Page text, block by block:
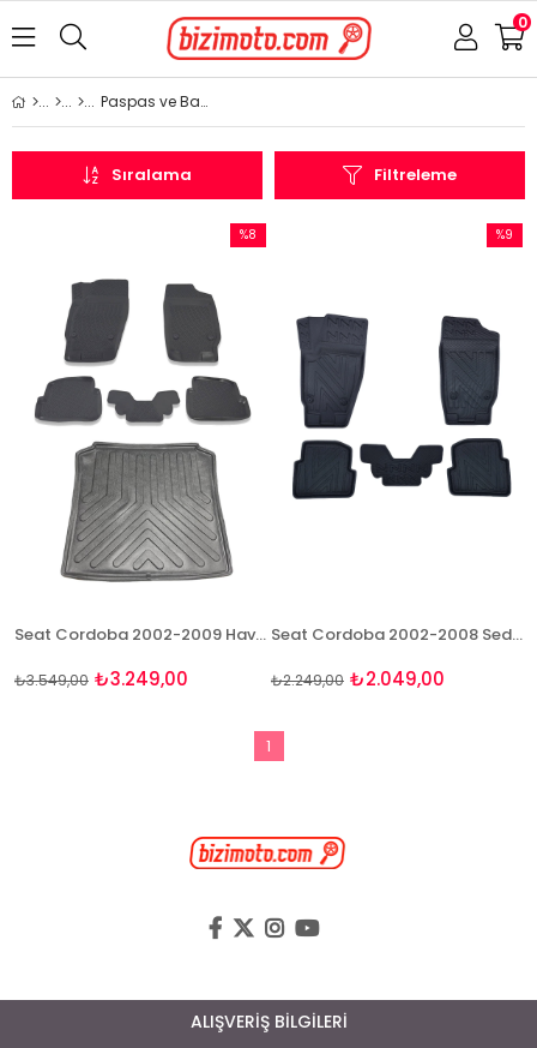
0
Paspas ve Bagaj Havuzu
Filtreleme
Sıralama
Seat Cordoba 2002-2009 Havuzlu Paspas ve Bagaj Seti Bizymo
₺3.249,00
₺3.549,00
%8
Seat Cordoba 2002-2008 Seda Uyumlu 4D Premium Havuzlu Paspas Bizymo
₺2.049,00
₺2.249,00
%9
1
ALIŞVERİŞ BİLGİLERİ